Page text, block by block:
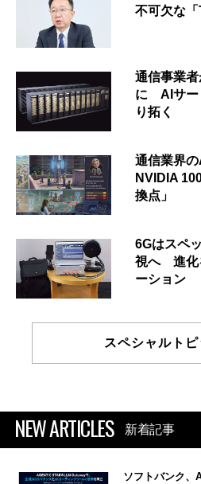
不可欠な
通信事業
に AIサー
り拓く
通信業界
NVIDIA
換点」
6Gはスペ
視へ 進化
ーション
スペシャルト
NEW ARTICLES 新着記事
ソフトバンク、